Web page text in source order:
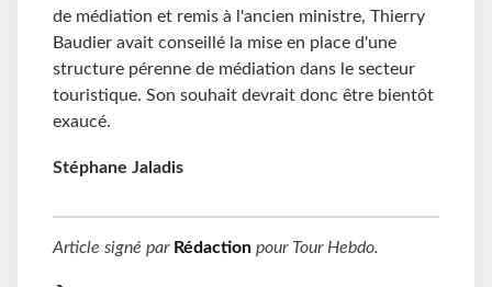
de médiation et remis à l'ancien ministre, Thierry
Baudier avait conseillé la mise en place d'une
structure pérenne de médiation dans le secteur
touristique. Son souhait devrait donc être bientôt
exaucé.
Stéphane Jaladis
Article signé par Rédaction pour Tour Hebdo.